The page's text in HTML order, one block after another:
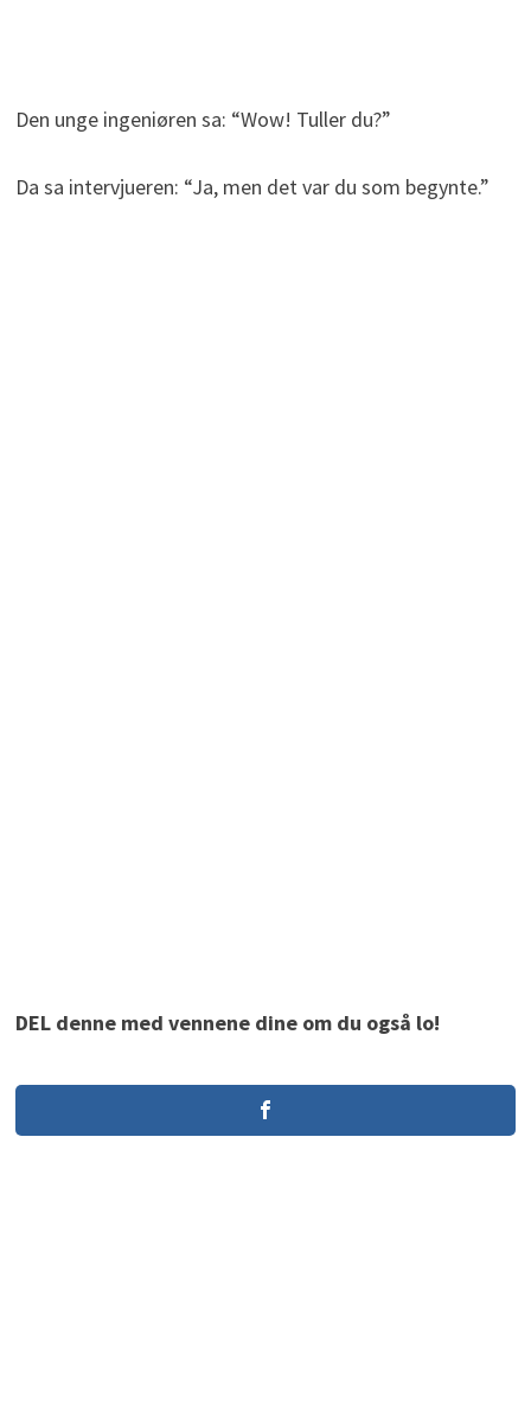
Den unge ingeniøren sa: “Wow! Tuller du?”
Da sa intervjueren: “Ja, men det var du som begynte.”
DEL denne med vennene dine om du også lo!